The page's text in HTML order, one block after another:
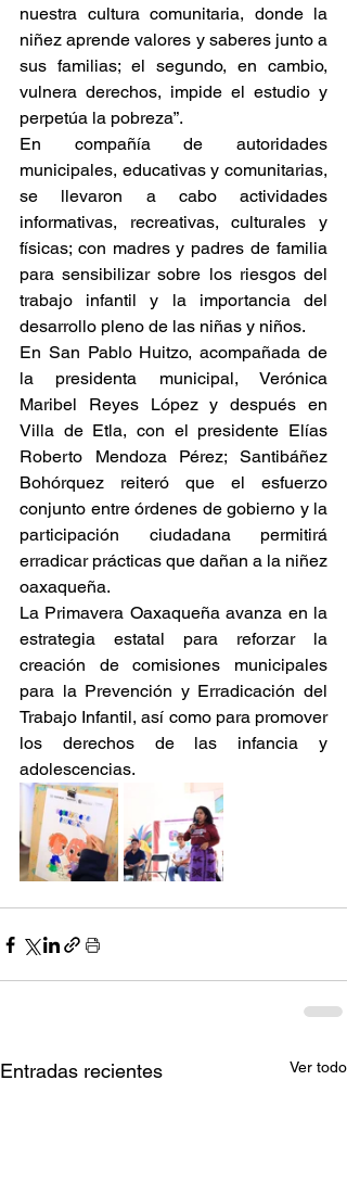
nuestra cultura comunitaria, donde la
niñez aprende valores y saberes junto a
sus familias; el segundo, en cambio,
vulnera derechos, impide el estudio y
perpetúa la pobreza”.
En compañía de autoridades
municipales, educativas y comunitarias,
se llevaron a cabo actividades
informativas, recreativas, culturales y
físicas; con madres y padres de familia
para sensibilizar sobre los riesgos del
trabajo infantil y la importancia del
desarrollo pleno de las niñas y niños.
En San Pablo Huitzo, acompañada de
la presidenta municipal, Verónica
Maribel Reyes López y después en
Villa de Etla, con el presidente Elías
Roberto Mendoza Pérez; Santibáñez
Bohórquez reiteró que el esfuerzo
conjunto entre órdenes de gobierno y la
participación ciudadana permitirá
erradicar prácticas que dañan a la niñez
oaxaqueña.
La Primavera Oaxaqueña avanza en la
estrategia estatal para reforzar la
creación de comisiones municipales
para la Prevención y Erradicación del
Trabajo Infantil, así como para promover
los derechos de las infancia y
adolescencias.
Entradas recientes Ver todo